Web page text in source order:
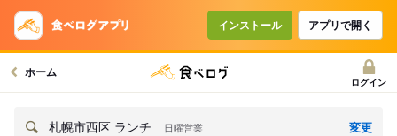
インストール アプリで開く
ホーム
ログイン
札幌市西区 ランチ 日曜営業 変更